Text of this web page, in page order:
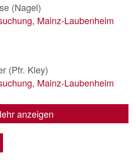
(Nagel)
Mainz-Laubenheim
(Pfr. Kley)
Mainz-Laubenheim
anzeigen